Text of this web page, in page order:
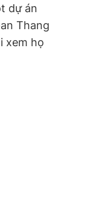
dự án
Thang
xem họ